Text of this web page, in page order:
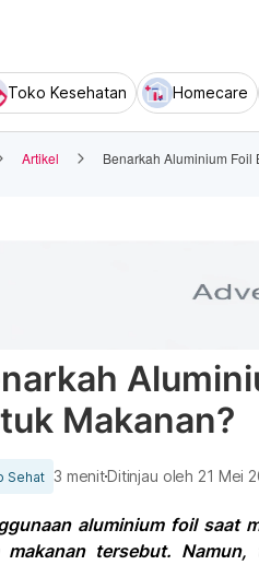
Toko Kesehatan Homecare
Artikel Benarkah Aluminium Foil
Makanan?
Sehat 3 menitDitinjau oleh 21 Mei
aluminium foil saat
makanan tersebut.